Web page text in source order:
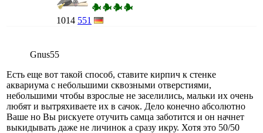
1014 551
Gnus55
Есть еще вот такой способ, ставите кирпич к стенке
аквариума с небольшими сквозными отверстиями,
небольшими чтобы взрослые не заселились, мальки их очень
любят и вытряхиваете их в сачок. Дело конечно абсолютно
Ваше но Вы рискуете отучить самца заботится и он начнет
выкидывать даже не личинок а сразу икру. Хотя это 50/50